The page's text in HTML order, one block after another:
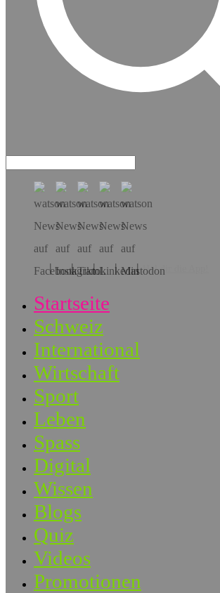
Hol dir die App!
Startseite
Schweiz
International
Wirtschaft
Sport
Leben
Spass
Digital
Wissen
Blogs
Quiz
Videos
Promotionen